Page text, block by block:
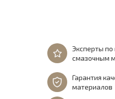
Эксперты
смазочным
Гарантия
материалов